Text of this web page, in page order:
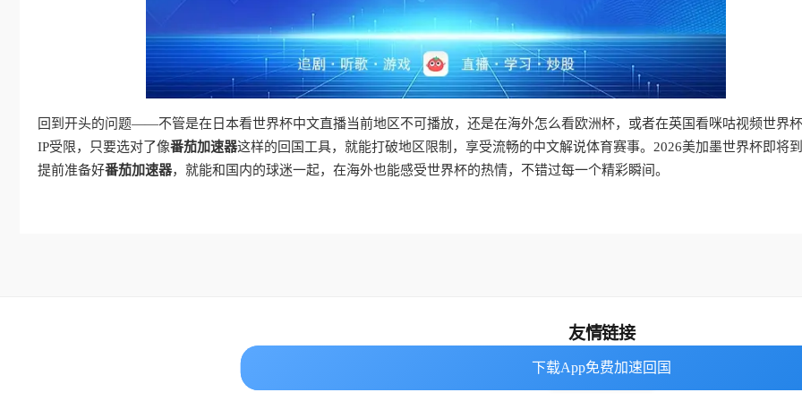
回到开头的问题——不管是在日本看世界杯中文直播当前地区不可播放，还是在海外怎么看欧洲杯，或者在英国看咪咕视频世界
IP受限，只要选对了像番茄加速器这样的回国工具，就能打破地区限制，享受流畅的中文解说体育赛事。2026美加墨世界杯即将到
提前准备好番茄加速器，就能和国内的球迷一起，在海外也能感受世界杯的热情，不错过每一个精彩瞬间。
下载App免费加速回国
下载App免费加速回国
友情链接
番茄加速器